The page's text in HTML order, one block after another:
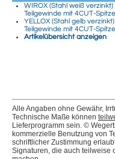
WIROX (Stahl weiß
Teilgewinde mit 4CUT-
YELLOX (Stahl gelb
Teilgewinde mit 4CUT-
Artikelübersicht anzeigen
Alle Angaben ohne Gewähr,
Technische Maße können
Lieferprogramm sein. ©
kommerzielle Benutzung von
schriftlicher Zustimmung
Signaturen, die auch teilweise